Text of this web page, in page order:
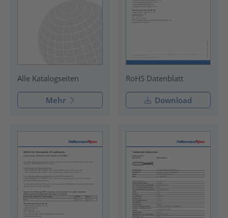
Alle Katalogseiten
Mehr
RoHS Datenblatt
Download